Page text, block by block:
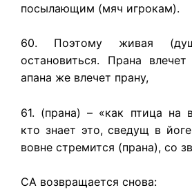
посылающим (мяч игрокам).
60. Поэтому живая
остановиться. Прана
апана же влечет прану,
61. (прана) – «как птица на
кто знает это, сведущ в
вовне стремится (прана), со
СА возвращается снова: